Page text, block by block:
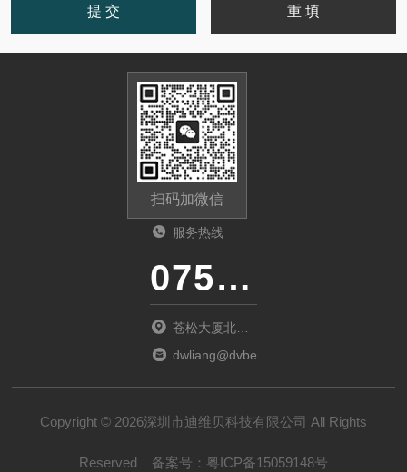
扫码加微信
服务热线
0755-23481139
苍松大厦北座
1901
dwliang@dvbei.com
Copyright © 2026深圳市迪维贝科技有限公司 All Rights
Reserved 备案号： 粤ICP备15059148号